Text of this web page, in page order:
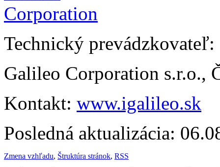
Technický prevádzkovateľ:
Galileo Corporation s.r.o.,
Kontakt: www.igalileo.sk
Posledná aktualizácia:
Zmena vzhľadu, Štruktúra stránok, RSS